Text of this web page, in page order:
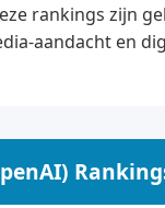
rankings zijn
aandacht en